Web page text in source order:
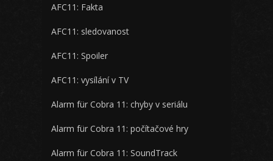
AFC11: Fakta
AFC11: sledovanost
AFC11: Spoiler
AFC11: vysílání v TV
Alarm für Cobra 11: chyby v seriálu
Alarm für Cobra 11: počítačové hry
Alarm für Cobra 11: SoundTrack